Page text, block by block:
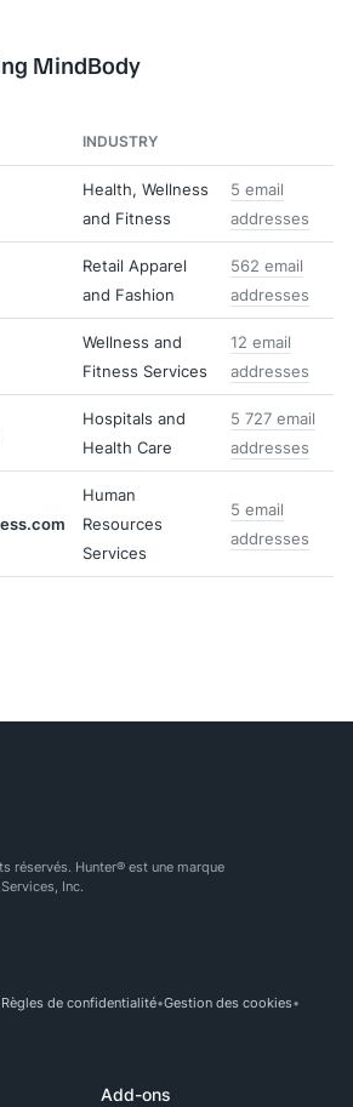
MindBody
INDUSTRY
Health, Wellness
and Fitness
5 email
addresses
Retail Apparel
and Fashion
562 email
addresses
Wellness and
Fitness Services
12 email
addresses
Hospitals and
Health Care
5 727 email
addresses
Human
Resources
Services
5 email
addresses
réservés. Hunter® est une marque
Inc.
Règles de confidentialité Gestion des cookies
Add-ons